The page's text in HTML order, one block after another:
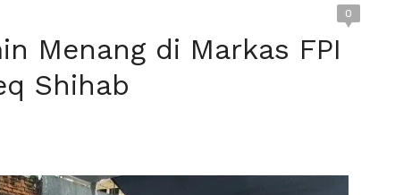
0
Menang di Markas FPI
Shihab